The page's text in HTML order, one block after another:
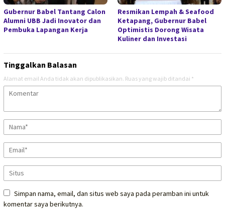
Gubernur Babel Tantang Calon
Alumni UBB Jadi Inovator dan
Pembuka Lapangan Kerja
Resmikan Lempah & Seafood
Ketapang, Gubernur Babel
Optimistis Dorong Wisata
Kuliner dan Investasi
Tinggalkan Balasan
Alamat email Anda tidak akan dipublikasikan. Ruas yang wajib ditandai *
Simpan nama, email, dan situs web saya pada peramban ini untuk
komentar saya berikutnya.